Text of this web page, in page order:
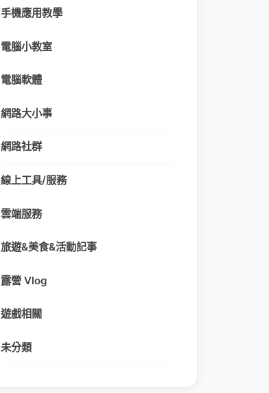
手機應用教學
電腦小教室
電腦軟體
網路大小事
網路社群
線上工具/服務
雲端服務
旅遊&美食&活動記事
露營 Vlog
遊戲相關
未分類